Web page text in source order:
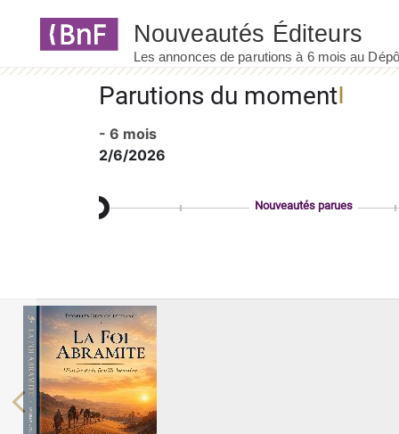
Parutions du moment
- 6 mois
2/6/2026
Nouveautés parues
Previous